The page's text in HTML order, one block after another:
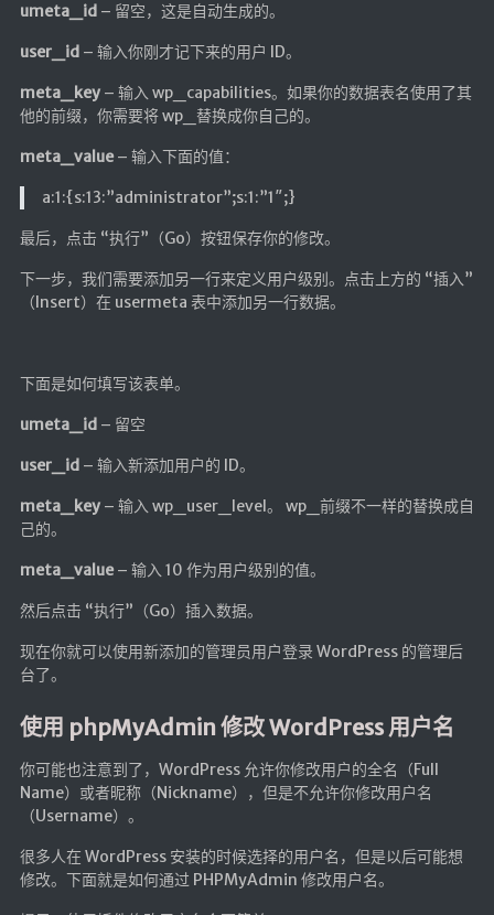
umeta_id– 留空，这是自动生成的。
user_id– 输入你刚才记下来的用户 ID。
meta_key– 输入 wp_capabilities。如果你的数据表名使用了其
他的前缀，你需要将 wp_替换成你自己的。
meta_value– 输入下面的值：
a:1:{s:13:”administrator”;s:1:”1″;}
最后，点击 “执行”（Go）按钮保存你的修改。
下一步，我们需要添加另一行来定义用户级别。点击上方的 “插入”
（Insert）在 usermeta 表中添加另一行数据。
下面是如何填写该表单。
umeta_id– 留空
user_id– 输入新添加用户的 ID。
meta_key– 输入 wp_user_level。 wp_前缀不一样的替换成自
己的。
meta_value– 输入 10 作为用户级别的值。
然后点击 “执行”（Go）插入数据。
现在你就可以使用新添加的管理员用户登录 WordPress 的管理后
台了。
使用 phpMyAdmin 修改 WordPress 用户名
你可能也注意到了，WordPress 允许你修改用户的全名（Full
Name）或者昵称（Nickname），但是不允许你修改用户名
（Username）。
很多人在 WordPress 安装的时候选择的用户名，但是以后可能想
修改。下面就是如何通过 PHPMyAdmin 修改用户名。